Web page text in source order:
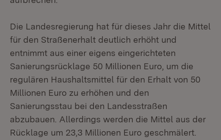
Die Landesregierung hat für dieses Jahr die Mittel
für den Straßenerhalt deutlich erhöht und
entnimmt aus einer eigens eingerichteten
Sanierungsrücklage 50 Millionen Euro, um die
regulären Haushaltsmittel für den Erhalt von 50
Millionen Euro zu erhöhen und den
Sanierungsstau bei den Landesstraßen
abzubauen. Allerdings werden die Mittel aus der
Rücklage um 23,3 Millionen Euro geschmälert.